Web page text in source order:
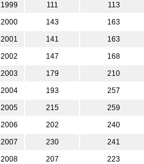
1999
111
113
2000
143
163
2001
141
163
2002
147
168
2003
179
210
2004
193
257
2005
215
259
2006
202
240
2007
230
241
2008
207
223